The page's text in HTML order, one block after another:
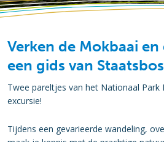
Verken de Mokbaai
een gids van
Twee pareltjes van het Nationaal Park
excursie!
Tijdens een gevarieerde wandeling,